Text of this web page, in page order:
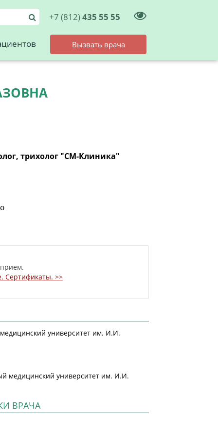
+7 (812)435 55 55
Вызвать врача
трихолог "СМ-Клиника"
Сертификаты. >>
университет им. И.И.
медицинский университет им. И.И.
ВРАЧА